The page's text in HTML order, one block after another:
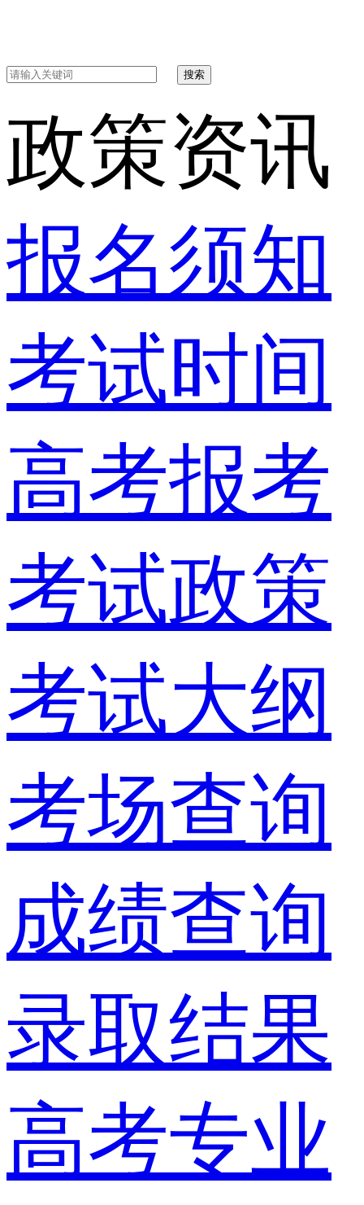
搜索
政策资讯
报名须知
考试时间
高考报考
考试政策
考试大纲
考场查询
成绩查询
录取结果
高考专业